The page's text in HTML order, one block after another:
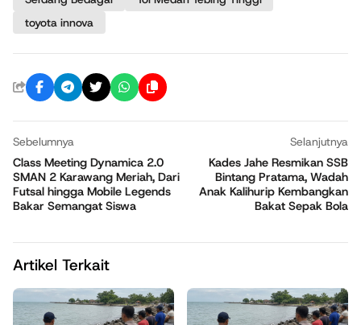
toyota innova
Sebelumnya
Class Meeting Dynamica 2.0
SMAN 2 Karawang Meriah, Dari
Futsal hingga Mobile Legends
Bakar Semangat Siswa
Selanjutnya
Kades Jahe Resmikan SSB
Bintang Pratama, Wadah
Anak Kalihurip Kembangkan
Bakat Sepak Bola
Artikel Terkait